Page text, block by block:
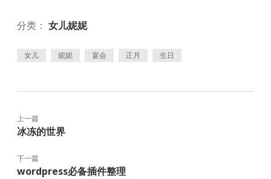
分类： 女儿妮妮
女儿 妮妮 宴会 正月 生日
上一篇
冰冻的世界
下一篇
wordpress必备插件整理